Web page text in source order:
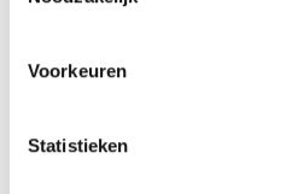
Voorkeuren
Statistieken
droog in de ruime garage. In de
de wasmachine, droger en Cv-ketel.
aanwezig. De vrieskist in de garage blijft
Bijzonderheden:
Terug naar overzicht
Team